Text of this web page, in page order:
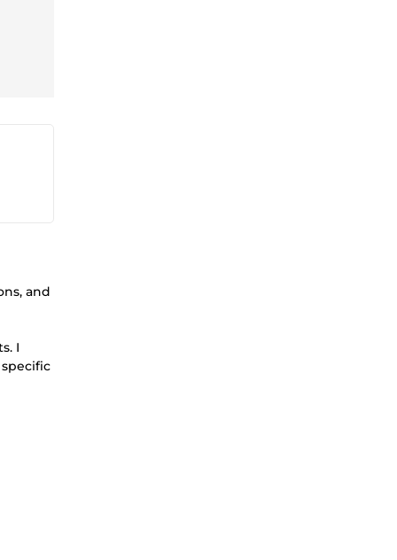
and
I